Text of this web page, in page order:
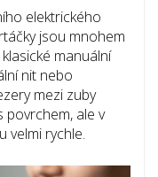
elektrického
jsou mnohem
manuální
nit nebo
mezi zuby
povrchem, ale v
velmi rychle.